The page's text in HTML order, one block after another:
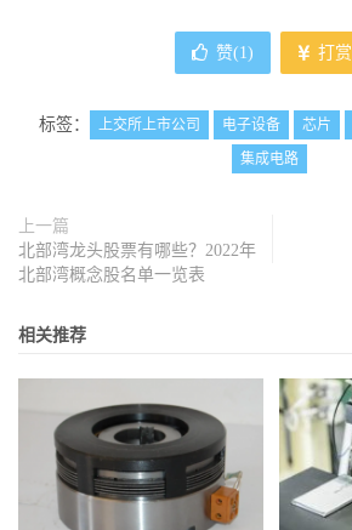
赞(1) 打赏
标签： 上交所上市公司 电子设备 芯片
集成电路
上一篇
北部湾龙头股票有哪些？2022年
北部湾概念股名单一览表
相关推荐